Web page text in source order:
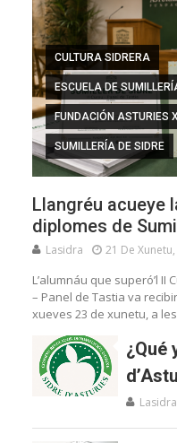
CULTURA SIDRERA
ESCUELA DE
FUNDACIÓN ASTURIES
SUMILLERÍA DE SIDRE
Llangréu acueye
diplomes de
Lasidra 21 De
L’alumnáu que superó’l II
– Panel de Tastia va
xueves 23 de xunetu, a les
¿Qué
Lasidra